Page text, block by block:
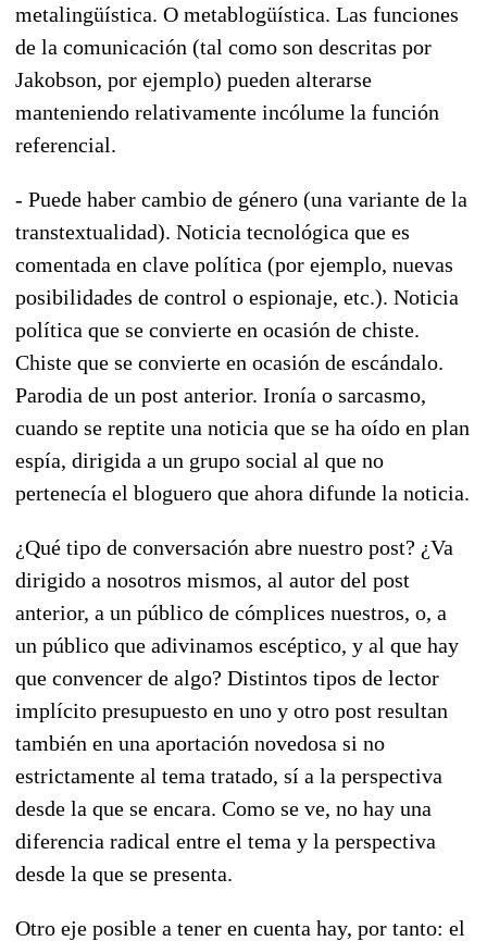
metalingüística. O metablogüística. Las funciones
de la comunicación (tal como son descritas por
Jakobson, por ejemplo) pueden alterarse
manteniendo relativamente incólume la función
referencial.
- Puede haber cambio de género (una variante de la
transtextualidad). Noticia tecnológica que es
comentada en clave política (por ejemplo, nuevas
posibilidades de control o espionaje, etc.). Noticia
política que se convierte en ocasión de chiste.
Chiste que se convierte en ocasión de escándalo.
Parodia de un post anterior. Ironía o sarcasmo,
cuando se reptite una noticia que se ha oído en plan
espía, dirigida a un grupo social al que no
pertenecía el bloguero que ahora difunde la noticia.
¿Qué tipo de conversación abre nuestro post? ¿Va
dirigido a nosotros mismos, al autor del post
anterior, a un público de cómplices nuestros, o, a
un público que adivinamos escéptico, y al que hay
que convencer de algo? Distintos tipos de lector
implícito presupuesto en uno y otro post resultan
también en una aportación novedosa si no
estrictamente al tema tratado, sí a la perspectiva
desde la que se encara. Como se ve, no hay una
diferencia radical entre el tema y la perspectiva
desde la que se presenta.
Otro eje posible a tener en cuenta hay, por tanto: el